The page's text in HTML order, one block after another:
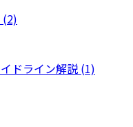
(2)
ドライン解説 (1)